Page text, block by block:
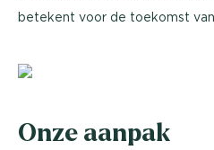
betekent voor de toekomst van
Onze aanpak